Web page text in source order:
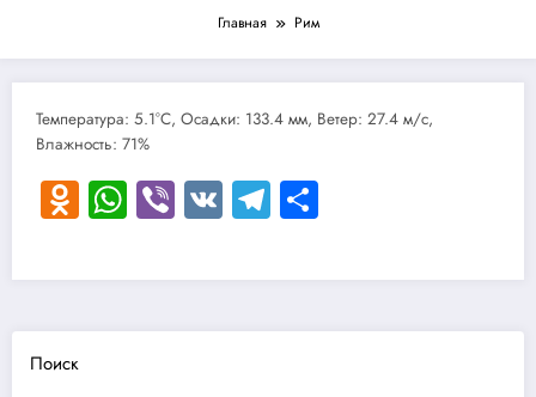
Главная Рим
Температура: 5.1°C, Осадки: 133.4 мм, Ветер: 27.4 м/с,
Влажность: 71%
Odnoklassniki
WhatsApp
Viber
VKTelegram
Поиск